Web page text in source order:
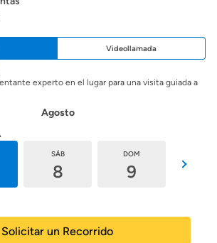
Videollamada
experto en el lugar para una visita guiada a
Agosto
SÁB
8
DOM
9
Solicitar un Recorrido